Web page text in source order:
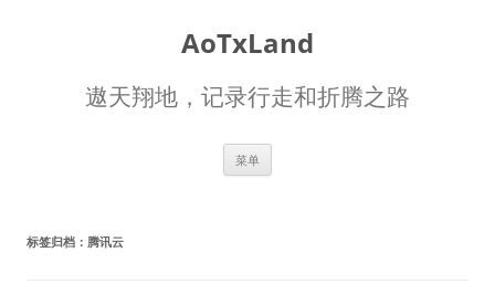
AoTxLand
遨天翔地，记录行走和折腾之路
菜单
标签归档： 腾讯云